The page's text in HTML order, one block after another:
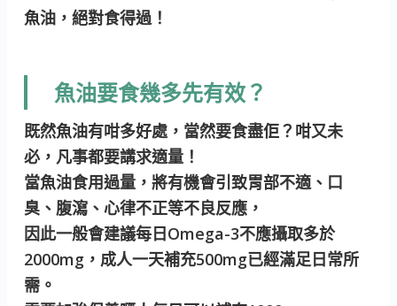
魚油，絕對食得過！
魚油要食幾多先有效？
既然魚油有咁多好處，當然要食盡佢？咁又未
必，凡事都要講求適量！
當魚油食用過量，將有機會引致胃部不適、口
臭、腹瀉、心律不正等不良反應，
因此一般會建議每日Omega-3不應攝取多於
2000mg，成人一天補充500mg已經滿足日常所
需。